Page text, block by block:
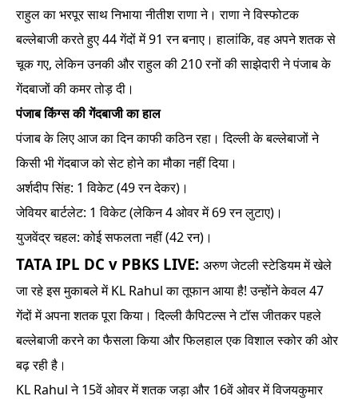
राहुल का भरपूर साथ निभाया नीतीश राणा ने। राणा ने विस्फोटक
बल्लेबाजी करते हुए 44 गेंदों में 91 रन बनाए। हालांकि, वह अपने शतक से
चूक गए, लेकिन उनकी और राहुल की 210 रनों की साझेदारी ने पंजाब के
गेंदबाजों की कमर तोड़ दी।
पंजाब किंग्स की गेंदबाजी का हाल
पंजाब के लिए आज का दिन काफी कठिन रहा। दिल्ली के बल्लेबाजों ने
किसी भी गेंदबाज को सेट होने का मौका नहीं दिया।
अर्शदीप सिंह: 1 विकेट (49 रन देकर)।
जेवियर बार्टलेट: 1 विकेट (लेकिन 4 ओवर में 69 रन लुटाए)।
युजवेंद्र चहल: कोई सफलता नहीं (42 रन)।
TATA IPL DC v PBKS LIVE: अरुण जेटली स्टेडियम में खेले
जा रहे इस मुकाबले में KL Rahul का तूफान आया है! उन्होंने केवल 47
गेंदों में अपना शतक पूरा किया। दिल्ली कैपिटल्स ने टॉस जीतकर पहले
बल्लेबाजी करने का फैसला किया और फिलहाल एक विशाल स्कोर की ओर
बढ़ रही है।
KL Rahul ने 15वें ओवर में शतक जड़ा और 16वें ओवर में विजयकुमार